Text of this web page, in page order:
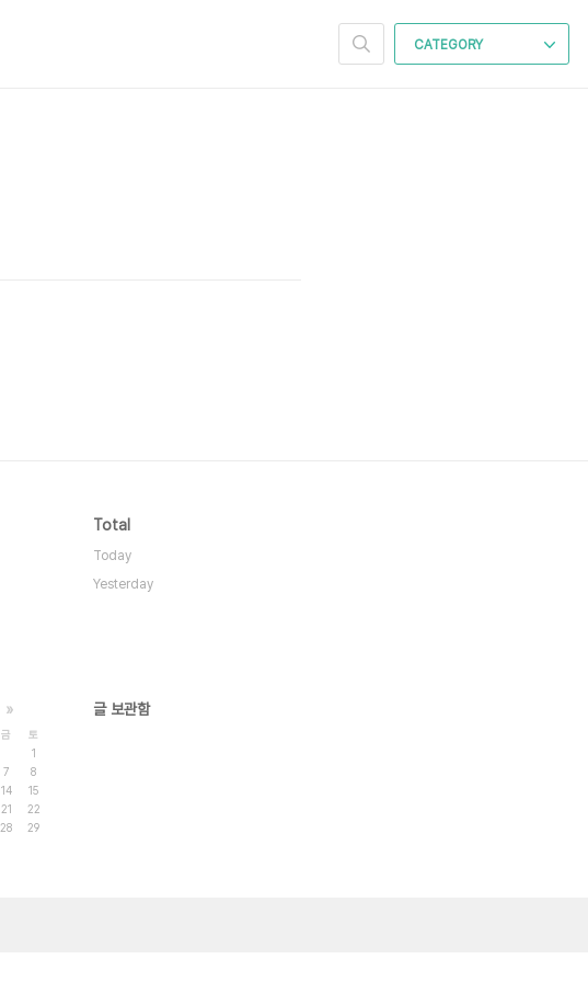
CATEGORY
Total
Today
Yesterday
»
금
토
1
7
8
14
15
21
22
28
29
글 보관함